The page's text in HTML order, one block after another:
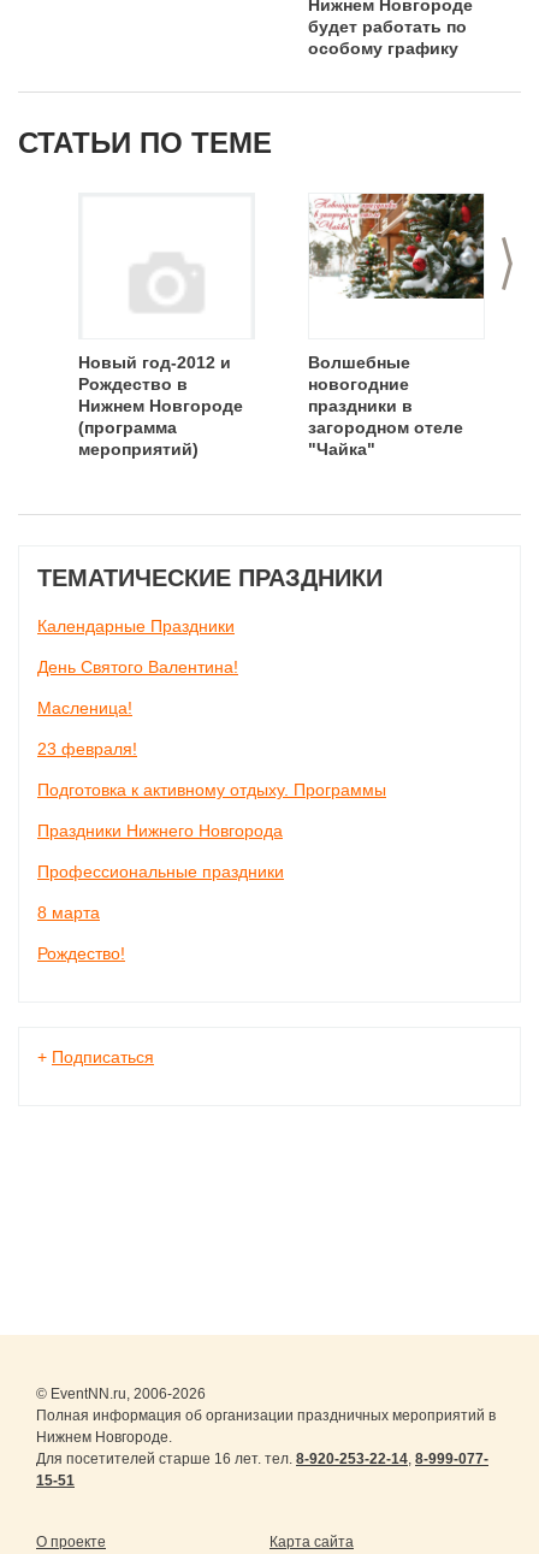
Нижнем Новгороде
будет работать по
особому графику
СТАТЬИ ПО ТЕМЕ
>
Новый год-2012 и
Рождество в
Нижнем Новгороде
(программа
мероприятий)
Волшебные
новогодние
праздники в
загородном отеле
"Чайка"
ТЕМАТИЧЕСКИЕ ПРАЗДНИКИ
Календарные Праздники
День Святого Валентина!
Масленица!
23 февраля!
Подготовка к активному отдыху. Программы
Праздники Нижнего Новгорода
Профессиональные праздники
8 марта
Рождество!
+ Подписаться
© EventNN.ru, 2006-2026
Полная информация об организации праздничных мероприятий в
Нижнем Новгороде.
Для посетителей старше 16 лет. тел. 8-920-253-22-14, 8-999-077-
15-51
О проекте Карта сайта